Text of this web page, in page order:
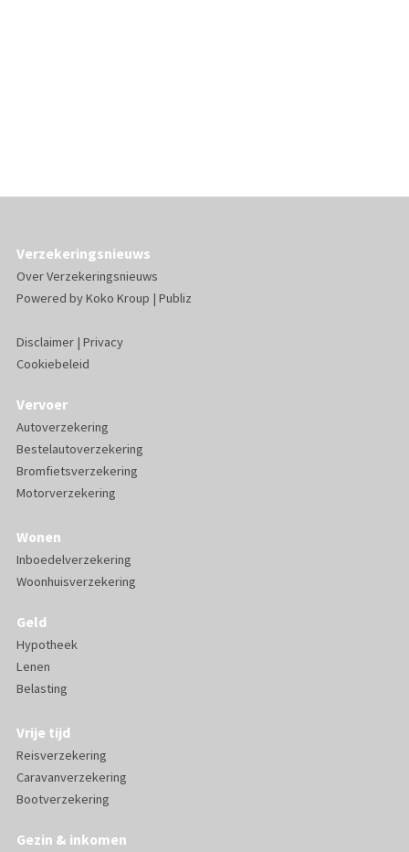
Verzekeringsnieuws
Over Verzekeringsnieuws
Powered byKoko Kroup | Publiz
Disclaimer| Privacy
Cookiebeleid
Vervoer
Autoverzekering
Bestelautoverzekering
Bromfietsverzekering
Motorverzekering
Wonen
Inboedelverzekering
Woonhuisverzekering
Geld
Hypotheek
Lenen
Belasting
Vrije tijd
Reisverzekering
Caravanverzekering
Bootverzekering
Gezin & inkomen